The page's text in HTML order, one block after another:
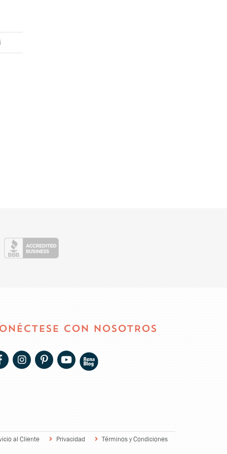
CON NOSOTROS
al Cliente Privacidad Términos y Condiciones